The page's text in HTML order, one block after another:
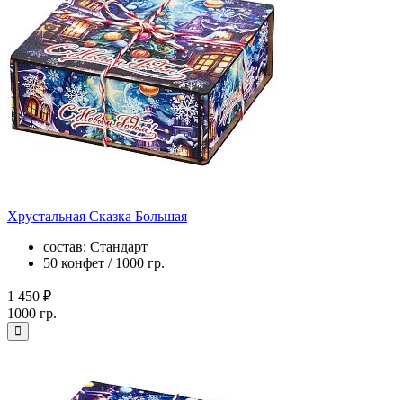
Хрустальная Сказка Большая
состав: Стандарт
50 конфет / 1000 гр.
1 450 ₽
1000 гр.